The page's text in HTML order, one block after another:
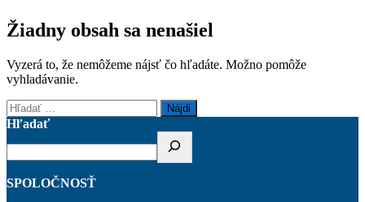
Žiadny obsah sa nenašiel
Vyzerá to, že nemôžeme nájsť čo hľadáte. Možno pomôže
vyhladávanie.
Hľadať:
Hľadať
SPOLOČNOSŤ